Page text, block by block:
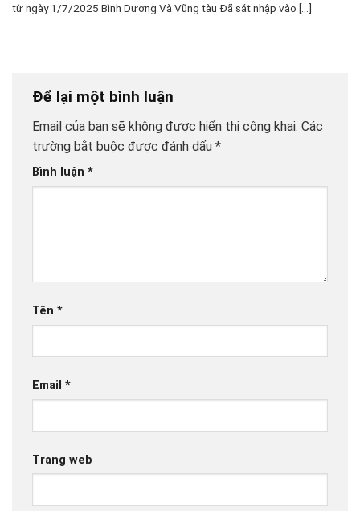
từ ngày 1/7/2025 Bình Dương Và Vũng tàu Đã sát nhập vào [...]
Để lại một bình luận
Email của bạn sẽ không được hiển thị công khai. Các
trường bắt buộc được đánh dấu *
Bình luận *
Tên *
Email *
Trang web